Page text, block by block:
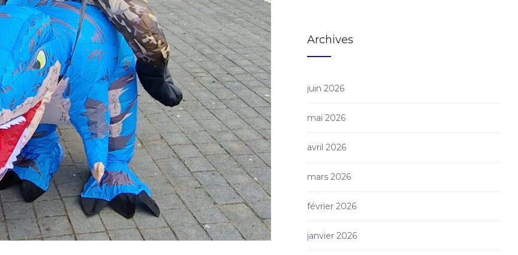
Archives
juin 2026
mai 2026
avril 2026
mars 2026
février 2026
janvier 2026